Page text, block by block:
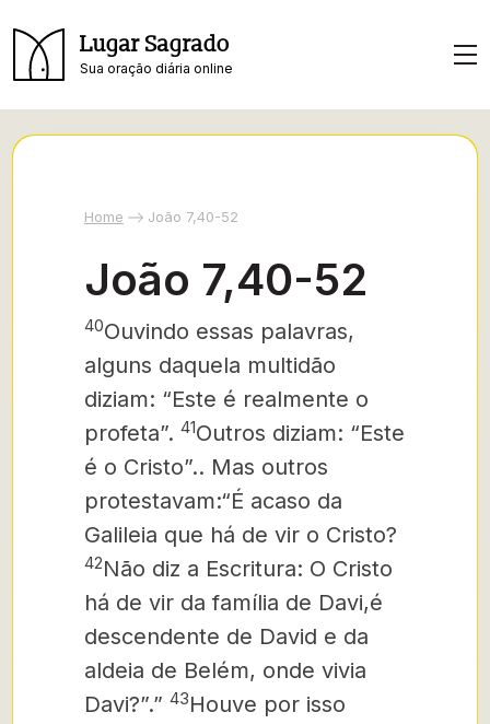
Lugar Sagrado
Sua oração diária online
Home João 7,40-52
João 7,40-52
40Ouvindo essas palavras,
alguns daquela multidão
diziam: “Este é realmente o
profeta”. 41Outros diziam: “Este
é o Cristo”.. Mas outros
protestavam:“É acaso da
Galileia que há de vir o Cristo?
42Não diz a Escritura: O Cristo
há de vir da família de Davi,é
descendente de David e da
aldeia de Belém, onde vivia
Davi?”.” 43Houve por isso